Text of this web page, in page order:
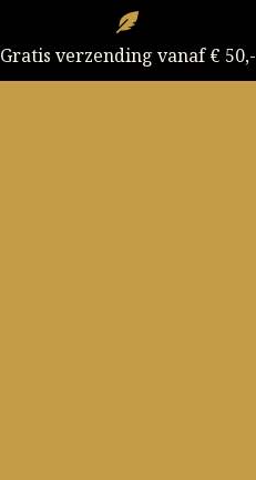
Gratis verzending vanaf € 50,-